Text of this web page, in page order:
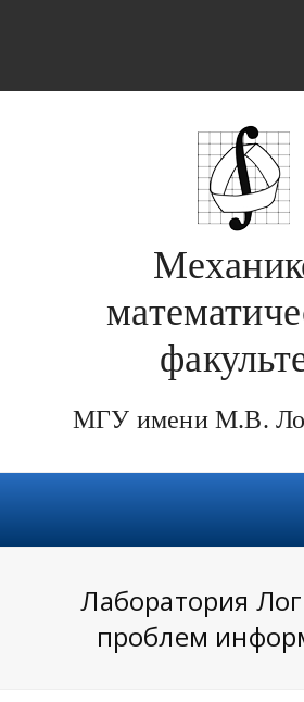
МГУ имени М.В.
Лаборатория
проблем